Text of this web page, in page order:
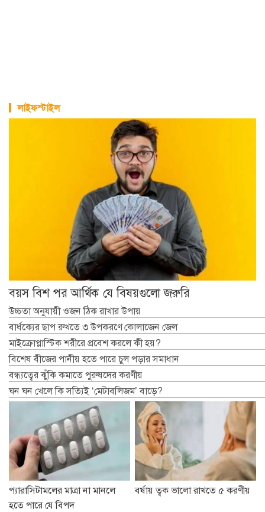
লাইফস্টাইল
বয়স বিশ পর আর্থিক যে বিষয়গুলো জরুরি
উচ্চতা অনুযায়ী ওজন ঠিক রাখার উপায়
বার্ধক্যের ছাপ রুখতে ৩ উপকরণে কোলাজেন জেল
মাইক্রোপ্লাস্টিক শরীরে প্রবেশ করলে কী হয়?
বিশেষ বীজের পানীয় হতে পারে চুল পড়ার সমাধান
বন্ধ্যত্বের ঝুঁকি কমাতে পুরুষদের করণীয়
ঘন ঘন খেলে কি সত্যিই ‘মেটাবলিজম’ বাড়ে?
প্যারাসিটামলের মাত্রা না মানলে
হতে পারে যে বিপদ
বর্ষায় ত্বক ভালো রাখতে ৫ করণীয়